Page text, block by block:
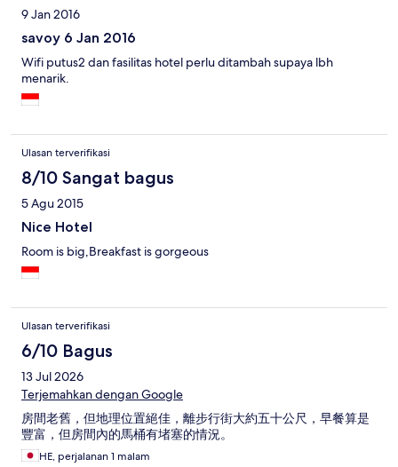
9 Jan 2016
savoy 6 Jan 2016
Wifi putus2 dan fasilitas hotel perlu ditambah supaya lbh
menarik.
Ulasan terverifikasi
8/10 Sangat bagus
5 Agu 2015
Nice Hotel
Room is big,Breakfast is gorgeous
Ulasan terverifikasi
6/10 Bagus
13 Jul 2026
Terjemahkan dengan Google
房間老舊，但地理位置絕佳，離步行街大約五十公尺，早餐算是
豐富，但房間內的馬桶有堵塞的情況。
HE, perjalanan 1 malam